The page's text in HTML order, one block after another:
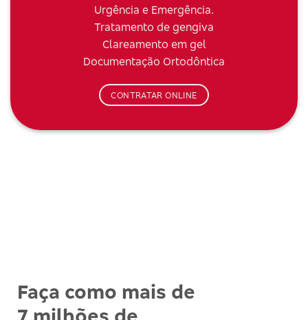
Urgência e Emergência.
Tratamento de gengiva
Clareamento em gel
Documentação Ortodôntica
CONTRATAR ONLINE
Faça como mais de